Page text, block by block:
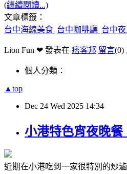
(繼續閱讀...)
文章標籤：
台中海線美食 台中咖啡廳 台中
Lion Fun ❤ 發表在 痞客邦 留言(0)
個人分類：
▲top
Dec 24 Wed 2025 14:34
小港特色宵夜晚餐
近期在小港吃到一家很特別的炒